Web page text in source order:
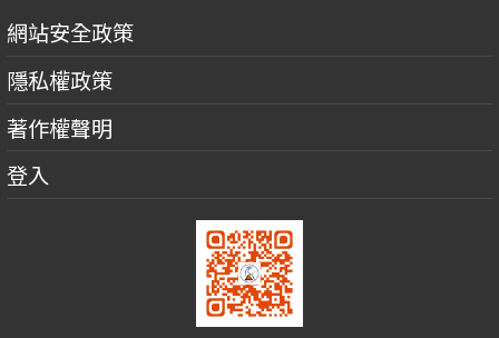
網站安全政策
隱私權政策
著作權聲明
登入